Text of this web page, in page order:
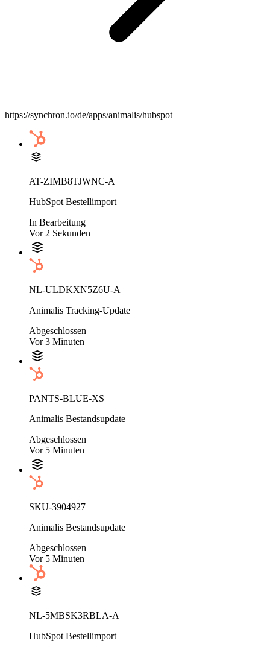
https://synchron.io/de/apps/animalis/hubspot
AT-ZIMB8TJWNC-A
HubSpot Bestellimport
In Bearbeitung
Vor 2 Sekunden
NL-ULDKXN5Z6U-A
Animalis Tracking-Update
Abgeschlossen
Vor 3 Minuten
PANTS-BLUE-XS
Animalis Bestandsupdate
Abgeschlossen
Vor 5 Minuten
SKU-3904927
Animalis Bestandsupdate
Abgeschlossen
Vor 5 Minuten
NL-5MBSK3RBLA-A
HubSpot Bestellimport